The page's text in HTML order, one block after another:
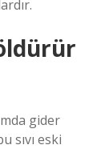
gider
sıvı eski